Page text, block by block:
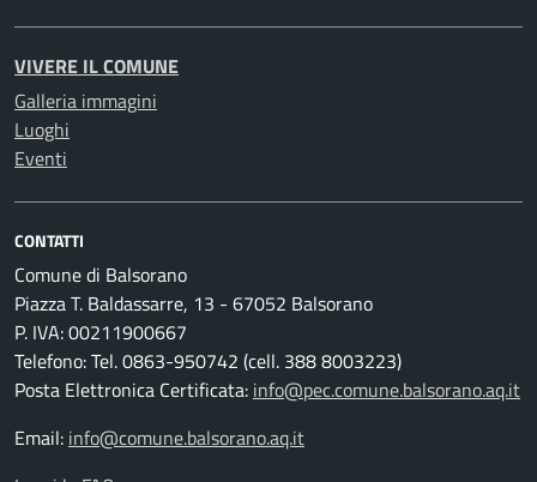
VIVERE IL COMUNE
Galleria immagini
Luoghi
Eventi
CONTATTI
Comune di Balsorano
Piazza T. Baldassarre, 13 - 67052 Balsorano
P. IVA: 00211900667
Telefono: Tel. 0863-950742 (cell. 388 8003223)
Posta Elettronica Certificata: info@pec.comune.balsorano.aq.it
Email: info@comune.balsorano.aq.it